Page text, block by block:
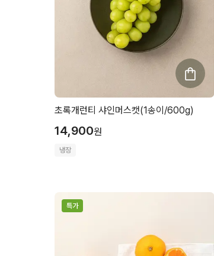
초록개런티 샤인머스캣(1송이/600g)
14,900원
냉장
특가